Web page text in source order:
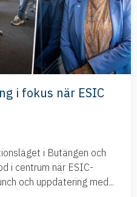
i fokus när ESIC
i Butängen och
i centrum när ESIC-
och uppdatering med...